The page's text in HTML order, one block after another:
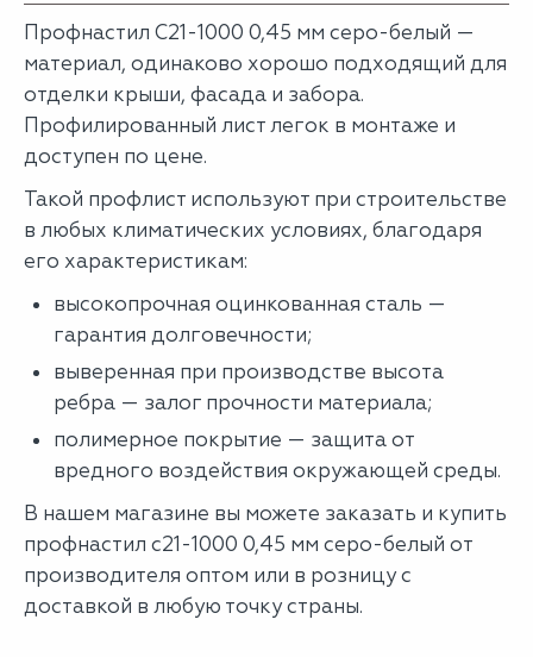
Профнастил С21-1000 0,45 мм серо-белый —
материал, одинаково хорошо подходящий для
отделки крыши, фасада и забора.
Профилированный лист легок в монтаже и
доступен по цене.
Такой профлист используют при строительстве
в любых климатических условиях, благодаря
его характеристикам:
высокопрочная оцинкованная сталь —
гарантия долговечности;
выверенная при производстве высота
ребра — залог прочности материала;
полимерное покрытие — защита от
вредного воздействия окружающей среды.
В нашем магазине вы можете заказать и купить
профнастил с21-1000 0,45 мм серо-белый от
производителя оптом или в розницу с
доставкой в любую точку страны.